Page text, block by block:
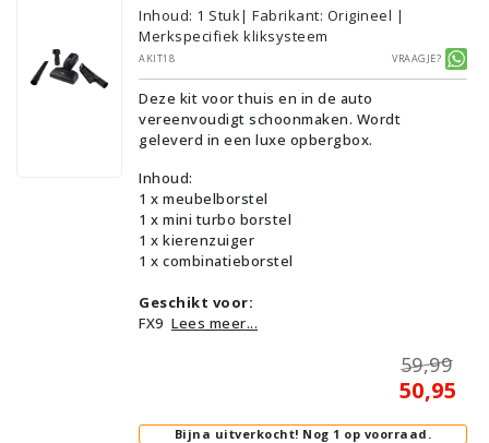
Inhoud: 1 Stuk| Fabrikant: Origineel |
Merkspecifiek kliksysteem
AKIT18
Vraagje?
Deze kit voor thuis en in de auto
vereenvoudigt schoonmaken. Wordt
geleverd in een luxe opbergbox.
Inhoud:
1 x meubelborstel
1 x mini turbo borstel
1 x kierenzuiger
1 x combinatieborstel
Geschikt voor:
FX9 Lees meer...
59,99
50,95
Bijna uitverkocht! Nog 1 op voorraad.